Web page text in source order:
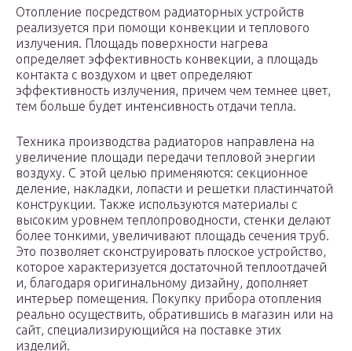
Отопление посредством радиаторных устройств
реализуется при помощи конвекции и теплового
излучения. Площадь поверхности нагрева
определяет эффективность конвекции, а площадь
контакта с воздухом и цвет определяют
эффективность излучения, причем чем темнее цвет,
тем больше будет интенсивность отдачи тепла.
Техника производства радиаторов направлена на
увеличение площади передачи тепловой энергии
воздуху. С этой целью применяются: секционное
деление, накладки, лопасти и решетки пластинчатой
конструкции. Также используются материалы с
высоким уровнем теплопроводности, стенки делают
более тонкими, увеличивают площадь сечения труб.
Это позволяет сконструировать плоское устройство,
которое характеризуется достаточной теплоотдачей
и, благодаря оригинальному дизайну, дополняет
интерьер помещения. Покупку прибора отопления
реально осуществить, обратившись в магазин или на
сайт, специализирующийся на поставке этих
изделий.